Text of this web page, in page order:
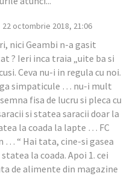
octombrie 2018, 21:06
nici Geambi n-a gasit
? Ieri inca traia „uite ba si
Ceva nu-i in regula cu noi.
simpaticule … nu-i mult
fisa de lucru si pleca cu
si statea saracii doar la
la coada la lapte … FC
“ Hai tata, cine-si gasea
la coada. Apoi 1. cei
de alimente din magazine